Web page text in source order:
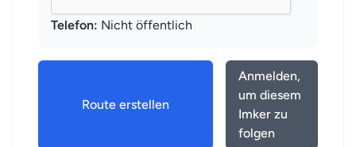
Telefon: Nicht öffentlich
Route erstellen
Anmelden,
um diesem
Imker zu
folgen